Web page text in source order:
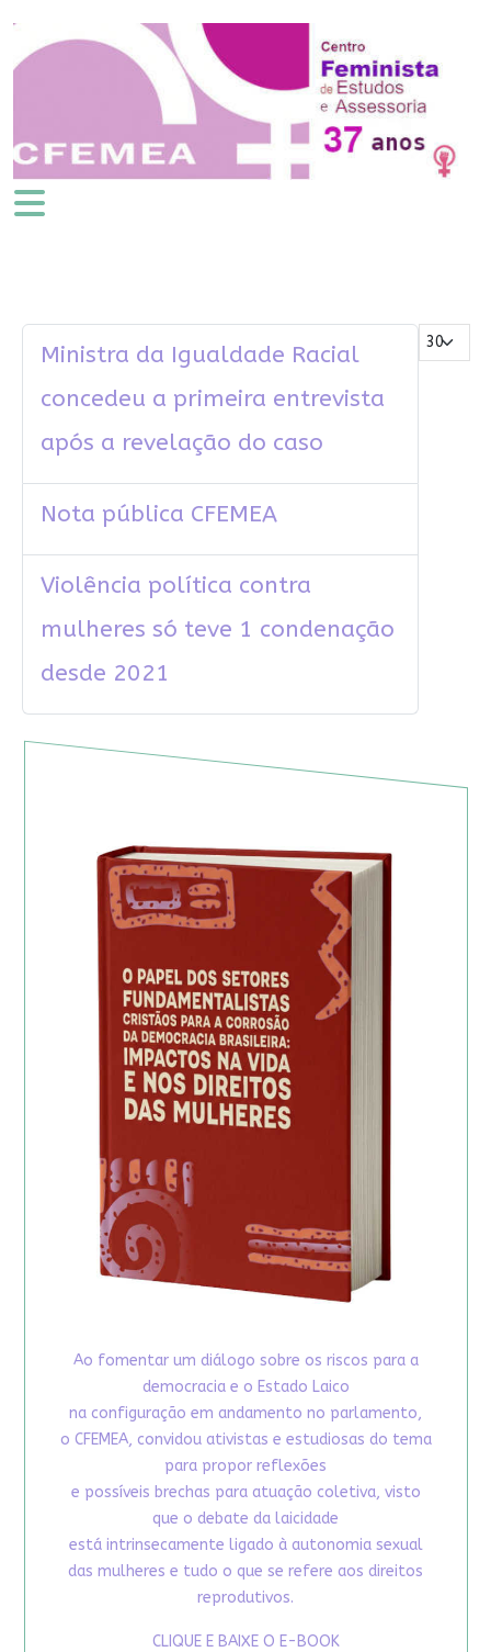
Mostrar #
Ministra da Igualdade Racial
concedeu a primeira entrevista
após a revelação do caso
Nota pública CFEMEA
Violência política contra
mulheres só teve 1 condenação
desde 2021
Ao fomentar um diálogo sobre os riscos para a
democracia e o Estado Laico
na configuração em andamento no parlamento,
o CFEMEA, convidou ativistas e estudiosas do tema
para propor reflexões
e possíveis brechas para atuação coletiva, visto
que o debate da laicidade
está intrinsecamente ligado à autonomia sexual
das mulheres e tudo o que se refere aos direitos
reprodutivos.
CLIQUE E BAIXE O E-BOOK